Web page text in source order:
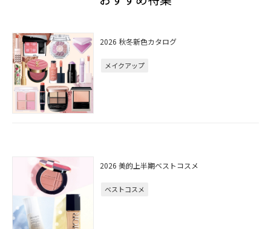
2026 秋冬新色カタログ
メイクアップ
2026 美的上半期ベストコスメ
ベストコスメ